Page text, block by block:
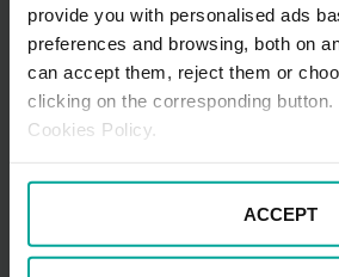
provide you with personalised ads
preferences and browsing, both on
can accept them, reject them or
clicking on the corresponding
Cookies Policy.
ACCEPT
Factores que influyen en